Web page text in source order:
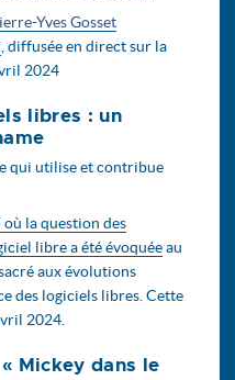
Yves Gosset
, diffusée en direct sur la
2024
libres : un
qui utilise et contribue
la question des
libre a été évoquéeau
aux évolutions
des logiciels libres. Cette
2024.
Mickey dans le